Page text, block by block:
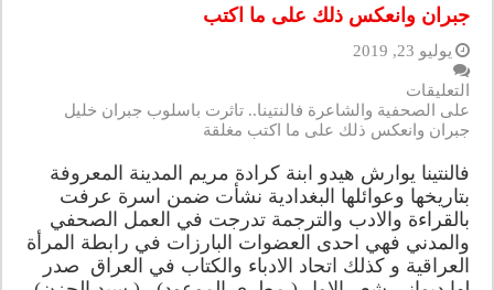
جبران وانعكس ذلك على ما اكتب
يوليو 23, 2019
التعليقات
على الصحفية والشاعرة فالنتينا.. تاثرت باسلوب جبران خليل
جبران وانعكس ذلك على ما اكتب مغلقة
فالنتينا يوارش هيدو ابنة كرادة مريم المدينة المعروفة
بتاريخها وعوائلها البغدادية نشأت ضمن اسرة عرفت
بالقراءة والادب والترجمة تدرجت في العمل الصحفي
والمدني فهي احدى العضوات البارزات في رابطة المرأة
العراقية و كذلك اتحاد الادباء والكتاب في العراق صدر